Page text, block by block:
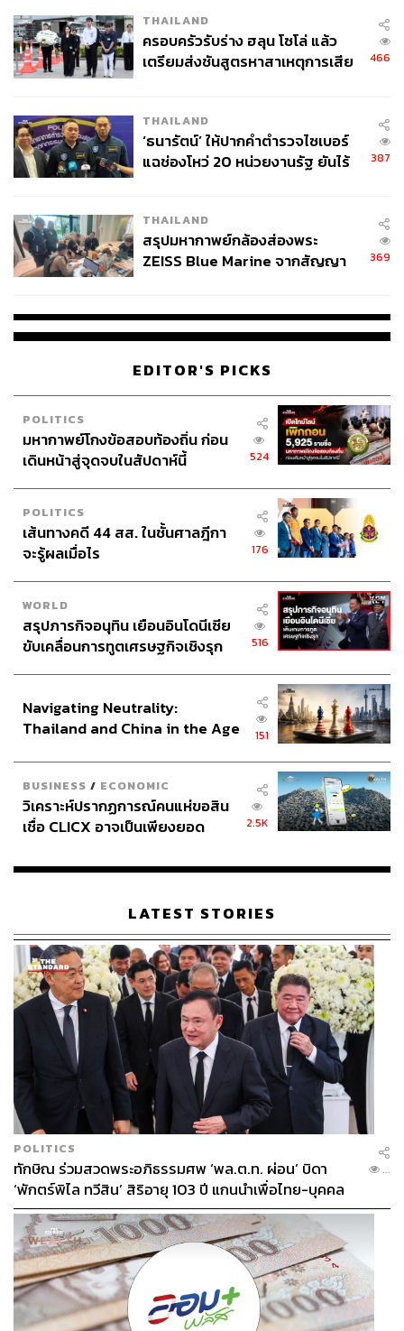
THAILAND
ครอบครัวรับร่าง ฮลุน โซโล่ แล้ว
เตรียมส่งชันสูตรหาสาเหตุการเสีย
466
THAILAND
‘ธนารัตน์’ ให้ปากคำตำรวจไซเบอร์
แฉช่องโหว่ 20 หน่วยงานรัฐ ยันไร้
387
THAILAND
สรุปมหากาพย์กล้องส่องพระ
ZEISS Blue Marine จากสัญญา
จ่ายหนี้-แอบระบุแบรนด์
369
EDITOR'S PICKS
POLITICS
มหากาพย์โกงข้อสอบท้องถิ่น ก่อน
เดินหน้าสู่จุดจบในสัปดาห์นี้
524
POLITICS
เส้นทางคดี 44 สส. ในชั้นศาลฎีกา
จะรู้ผลเมื่อไร
176
WORLD
สรุปภารกิจอนุทิน เยือนอินโดนีเซีย
ขับเคลื่อนการทูตเศรษฐกิจเชิงรุก
516
Navigating Neutrality:
Thailand and China in the Age
151
BUSINESS / ECONOMIC
วิเคราะห์ปรากฏการณ์คนแห่ขอสิน
เชื่อ CLICX อาจเป็นเพียงยอด
เรือนไทยที่ถูกซุกไว้
2.5K
LATEST STORIES
POLITICS
ทักษิณ ร่วมสวดพระอภิธรรมศพ ‘พล.ต.ท. ผ่อน’ บิดา
‘พักตร์พิไล ทวีสิน’ สิริอายุ 103 ปี แกนนำเพื่อไทย-บุคคล
หลากวงการร่วมอาลัย
...